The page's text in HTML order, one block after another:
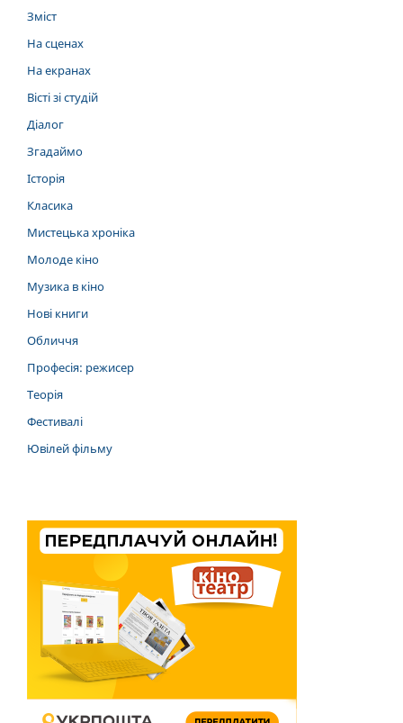
Зміст
На сценах
На екранах
Вісті зі студій
Діалог
Згадаймо
Історія
Класика
Мистецька хроніка
Молоде кіно
Музика в кіно
Нові книги
Обличчя
Професія: режисер
Теорія
Фестивалі
Ювілей фільму